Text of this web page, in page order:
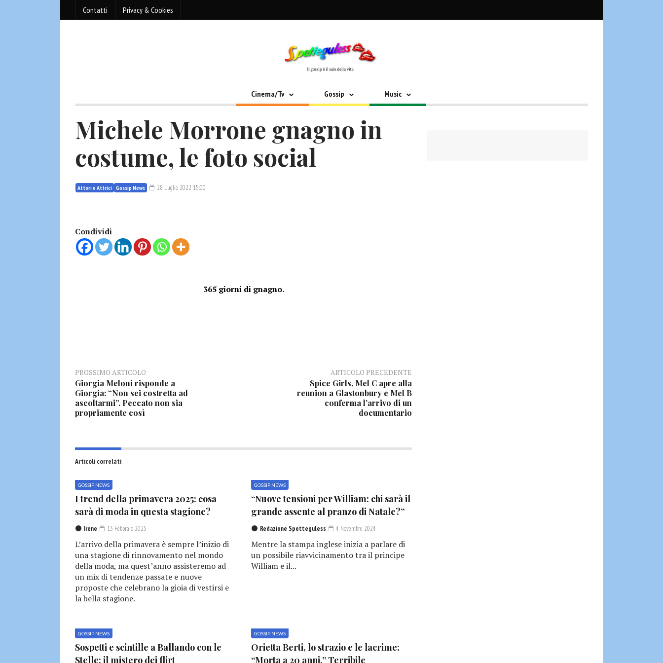
Contatti Privacy & Cookies
Cinema/Tv Gossip Music
Michele Morrone gnagno in
costume, le foto social
Attori e Attrici Gossip News 28 Luglio 2022 15:00
Condividi
365 giorni di gnagno.
PROSSIMO ARTICOLO
Giorgia Meloni risponde a
Giorgia: “Non sei costretta ad
ascoltarmi”. Peccato non sia
propriamente così
ARTICOLO PRECEDENTE
Spice Girls, Mel C apre alla
reunion a Glastonbury e Mel B
conferma l’arrivo di un
documentario
Articoli correlati
GOSSIP NEWS
I trend della primavera 2025: cosa
sarà di moda in questa stagione?
Irene 13 Febbraio 2025
L’arrivo della primavera è sempre l’inizio di
una stagione di rinnovamento nel mondo
della moda, ma quest’anno assisteremo ad
un mix di tendenze passate e nuove
proposte che celebrano la gioia di vestirsi e
la bella stagione.
GOSSIP NEWS
“Nuove tensioni per William: chi sarà il
grande assente al pranzo di Natale?”
Redazione Spetteguless 4 Novembre 2024
Mentre la stampa inglese inizia a parlare di
un possibile riavvicinamento tra il principe
William e il...
GOSSIP NEWS
Sospetti e scintille a Ballando con le
Stelle: il mistero dei flirt
GOSSIP NEWS
Orietta Berti, lo strazio e le lacrime:
“Morta a 20 anni.” Terribile